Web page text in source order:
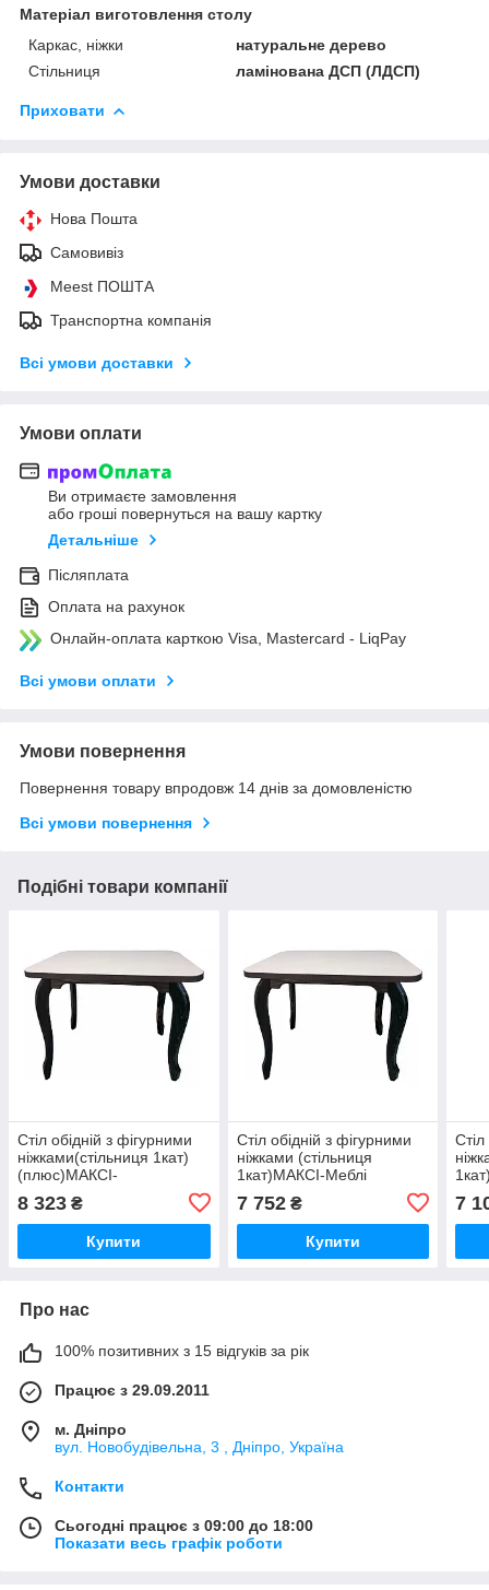
Матеріал виготовлення столу
Каркас, ніжки
натуральне дерево
Стільниця
ламінована ДСП (ЛДСП)
Приховати
Умови доставки
Нова Пошта
Самовивіз
Meest ПОШТА
Транспортна компанія
Всі умови доставки
Умови оплати
Ви отримаєте замовлення
або гроші повернуться на вашу картку
Детальніше
Післяплата
Оплата на рахунок
Онлайн-оплата карткою Visa, Mastercard - LiqPay
Всі умови оплати
Умови повернення
Повернення товару впродовж 14 днів за домовленістю
Всі умови повернення
Подібні товари компанії
Стіл обідній з фігурними
ніжками(стільниця 1кат)
(плюс)МАКСІ-
Венге темний (10514)
шир.1100
8 323 ₴
Купити
Стіл обідній з фігурними
ніжками (стільниця
1кат)МАКСІ-Меблі
темний (10513) шир.1100
7 752₴
Купити
7
Про нас
100% позитивних з 15 відгуків за рік
Працює з 29.09.2011
м. Дніпро
вул. Новобудівельна, 3 , Дніпро, Україна
Контакти
Сьогодні працює з 09:00 до 18:00
Показати весь графік роботи